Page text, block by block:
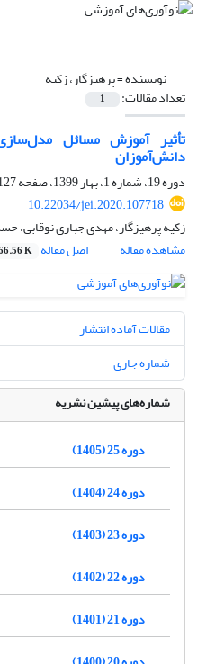
نویسنده =پرهیزگار، زکیه
تعداد مقالات: 1
تأثیر آموزش مسائل
دانش‌آموزان
دوره 19، شماره 1، بهار 1399، صفحه
146
10.22034/jei.2020.107718
زکیه پرهیزگار، مهدی جباری نوقابی،
مشاهده مقاله
اصل مقاله K
مقالات آماده انتشار
شماره جاری
شماره‌های پیشین نشریه
دوره 25 (1405)
دوره 24 (1404)
دوره 23 (1403)
دوره 22 (1402)
دوره 21 (1401)